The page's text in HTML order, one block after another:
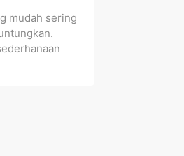
mudah sering